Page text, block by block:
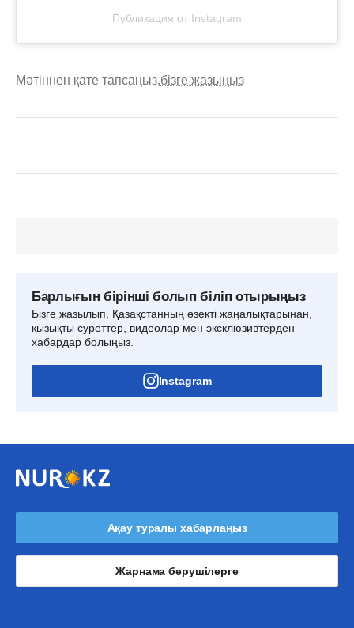
Публикация от Instagram
Мәтіннен қате тапсаңыз,бізге жазыңыз
Барлығын бірінші болып біліп отырыңыз
Бізге жазылып, Қазақстанның өзекті жаңалықтарынан,
қызықты суреттер, видеолар мен эксклюзивтерден
хабардар болыңыз.
Instagram
Ақау туралы хабарлаңыз
Жарнама берушілерге